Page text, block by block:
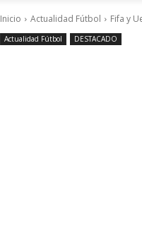
Inicio Actualidad Fútbol Fifa y
Actualidad Fútbol DESTACADO